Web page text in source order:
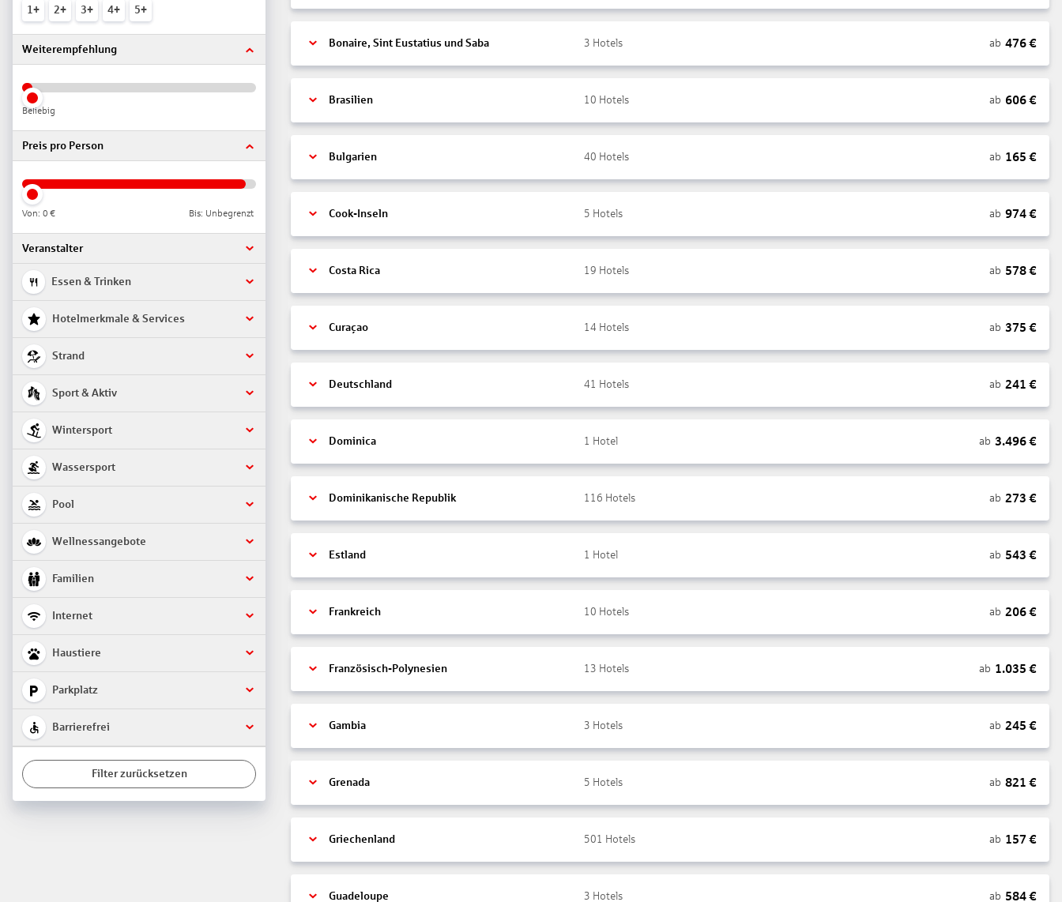
1+ 2+ 3+ 4+ 5+
Weiterempfehlung
Beliebig
Preis pro Person
Von: 0 € Bis: Unbegrenzt
Veranstalter
Essen & Trinken
Hotelmerkmale & Services
Strand
Sport & Aktiv
Wintersport
Wassersport
Pool
Wellnessangebote
Familien
Internet
Haustiere
Parkplatz
Barrierefrei
Filter zurücksetzen
Bonaire, Sint Eustatius und Saba 3 Hotels ab 476€
Brasilien 10 Hotels ab 606€
Bulgarien 40 Hotels ab 165 €
Cook-Inseln 5 Hotels ab 974€
Costa Rica 19 Hotels ab 578€
Curaçao 14 Hotels ab 375 €
Deutschland 41 Hotels ab 241 €
Dominica 1 Hotel ab 3.496€
Dominikanische Republik 116 Hotels ab 273 €
Estland 1 Hotel ab 543 €
Frankreich 10 Hotels ab 206€
Französisch-Polynesien 13 Hotels ab 1.035 €
Gambia 3 Hotels ab 245 €
Grenada 5 Hotels ab 821 €
Griechenland 501 Hotels ab 157 €
Guadeloupe 3 Hotels ab 584€